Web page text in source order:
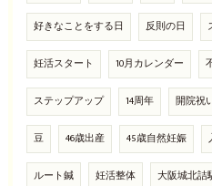
好きなことをする日 反則の日
妊活スタート 10月カレンダー
ステップアップ 14周年 開院祝
豆 46歳出産 45歳自然妊娠
ルート鍼 妊活整体 大阪城北詰